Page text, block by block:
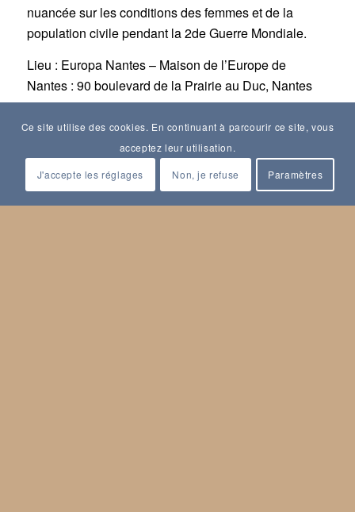
nuancée sur les conditions des femmes et de la
population civile pendant la 2de Guerre Mondiale.
Lieu : Europa Nantes – Maison de l’Europe de
Nantes : 90 boulevard de la Prairie au Duc, Nantes
Ce site utilise des cookies. En continuant à parcourir ce site, vous
acceptez leur utilisation.
J'accepte les réglages Non, je refuse Paramètres